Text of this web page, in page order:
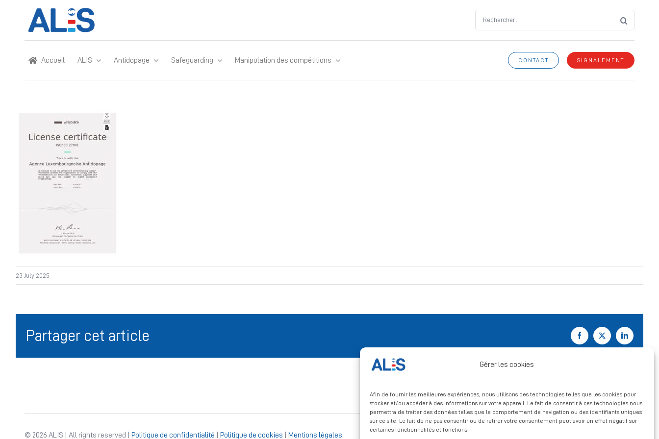
Gérer les cookies
Afin de fournir les meilleures expériences, nous utilisons des technologies telles que les cookies pour
stocker et/ou accéder à des informations sur votre appareil. Le fait de consentir à ces technologies nous
permettra de traiter des données telles que le comportement de navigation ou des identifiants uniques
sur ce site. Le fait de ne pas consentir ou de retirer votre consentement peut avoir un effet négatif sur
certaines fonctionnalités et fonctions.
for:
Accueil ALIS Antidopage Safeguarding Manipulation des compétitions CONTACT SIGNALEMENT
23 July 2025
Partager cet article Facebook
X LinkedIn
© 2026 ALIS | All rights reserved | Politique de confidentialité Politique de cookies Mentions légales